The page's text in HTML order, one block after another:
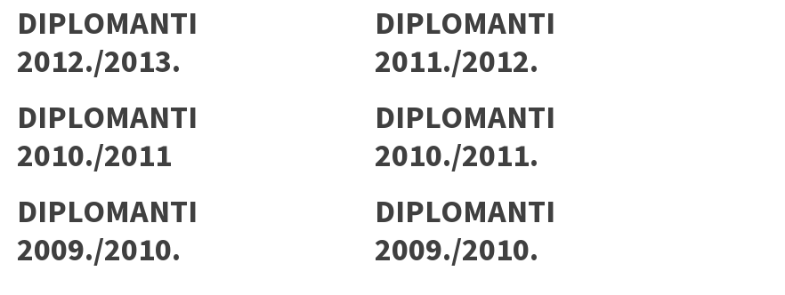
DIPLOMANTI
2012./2013.
DIPLOMANTI
2011./2012.
DIPLOMANTI
2010./2011
DIPLOMANTI
2010./2011.
DIPLOMANTI
2009./2010.
DIPLOMANTI
2009./2010.